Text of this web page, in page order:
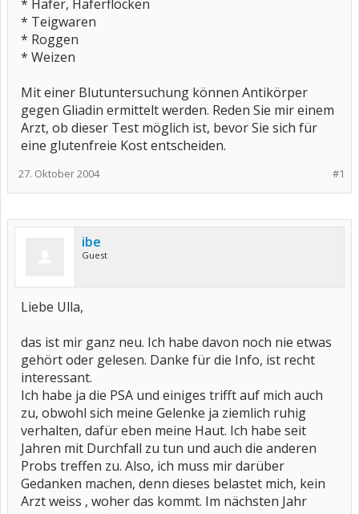
* Hafer, Haferflocken
* Teigwaren
* Roggen
* Weizen
Mit einer Blutuntersuchung können Antikörper
gegen Gliadin ermittelt werden. Reden Sie mir einem
Arzt, ob dieser Test möglich ist, bevor Sie sich für
eine glutenfreie Kost entscheiden.
#1
27. Oktober 2004
ibe
Guest
Liebe Ulla,
das ist mir ganz neu. Ich habe davon noch nie etwas
gehört oder gelesen. Danke für die Info, ist recht
interessant.
Ich habe ja die PSA und einiges trifft auf mich auch
zu, obwohl sich meine Gelenke ja ziemlich ruhig
verhalten, dafür eben meine Haut. Ich habe seit
Jahren mit Durchfall zu tun und auch die anderen
Probs treffen zu. Also, ich muss mir darüber
Gedanken machen, denn dieses belastet mich, kein
Arzt weiss , woher das kommt. Im nächsten Jahr